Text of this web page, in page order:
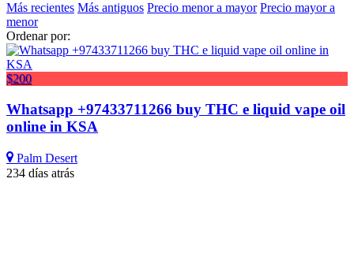
Más recientes Más antiguos Precio menor a mayor Precio mayor a
menor
Ordenar por:
$200
Whatsapp +97433711266 buy THC e liquid vape oil
online in KSA
Palm Desert
234 días atrás